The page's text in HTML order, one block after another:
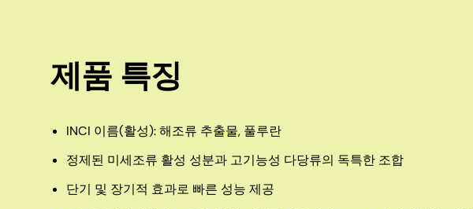
제품 특징
INCI 이름(활성): 해조류 추출물, 풀루란
정제된 미세조류 활성 성분과 고기능성 다당류의 독특한 조합
단기 및 장기적 효과로 빠른 성능 제공